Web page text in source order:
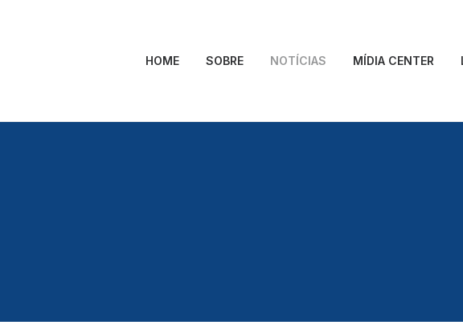
HOME SOBRE NOTÍCIAS MÍDIA CENTER